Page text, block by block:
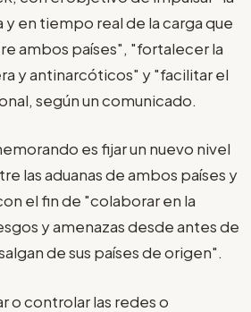
y en tiempo real de la carga que
ambos países", "fortalecer la
y antinarcóticos" y "facilitar el
según un comunicado.
es fijar un nuevo nivel
las aduanas de ambos países y
el fin de "colaborar en la
y amenazas desde antes de
de sus países de origen".
o controlar las redes o